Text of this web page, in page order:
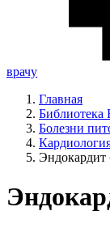
врачу
Главная
Библиотека
Болезни
Эндокардит